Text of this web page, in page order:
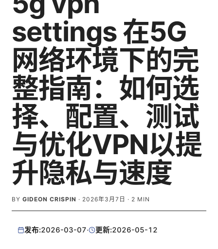
settings 在5G
网络环境下的完
整指南：如何选
择、配置、测试
与优化VPN以提
升隐私与速度
BY GIDEON CRISPIN · 2026年3月7日 · 2 MIN
发布:2026-03-07· 更新:2026-05-12